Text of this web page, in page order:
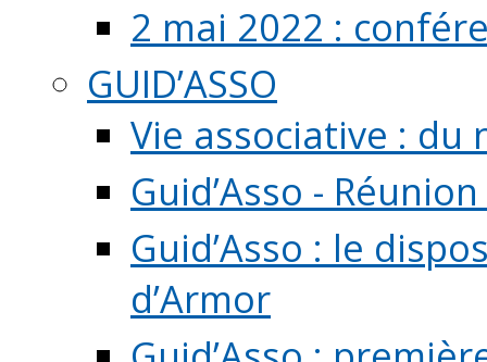
2 mai 2022 :
GUID’ASSO
Vie associative : du
Guid’Asso -
Guid’Asso : le
d’Armor